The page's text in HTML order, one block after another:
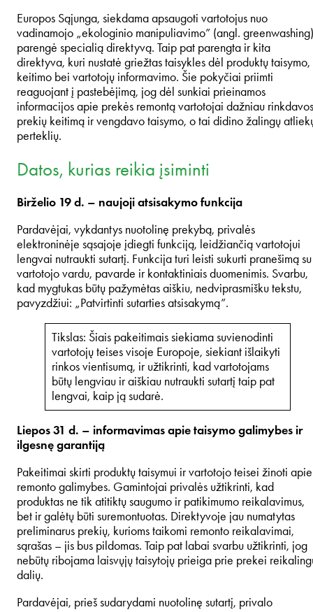
Europos Sąjunga, siekdama apsaugoti vartotojus nuo
vadinamojo „ekologinio manipuliavimo” (angl.
parengė specialią direktyvą. Taip pat parengta ir kita
direktyva, kuri nustatė griežtas taisykles dėl produktų taisymo,
keitimo bei vartotojų informavimo. Šie pokyčiai priimti
reaguojant į pastebėjimą, jog dėl sunkiai prieinamos
informacijos apie prekės remontą vartotojai dažniau
prekių keitimą ir vengdavo taisymo, o tai didino žalingų
perteklių.
Datos, kurias reikia įsiminti
Birželio 19 d. – naujoji atsisakymo funkcija
Pardavėjai, vykdantys nuotolinę prekybą, privalės
elektroninėje sąsajoje įdiegti funkciją, leidžiančią vartotojui
lengvai nutraukti sutartį. Funkcija turi leisti sukurti pranešimą su
vartotojo vardu, pavarde ir kontaktiniais duomenimis. Svarbu,
kad mygtukas būtų pažymėtas aiškiu, nedviprasmišku tekstu,
pavyzdžiui: „Patvirtinti sutarties atsisakymą”.
Tikslas: Šiais pakeitimais siekiama suvienodinti
vartotojų teises visoje Europoje, siekiant išlaikyti
rinkos vientisumą, ir užtikrinti, kad vartotojams
būtų lengviau ir aiškiau nutraukti sutartį taip pat
lengvai, kaip ją sudarė.
Liepos 31 d. – informavimas apie taisymo galimybes ir
ilgesnę garantiją
Pakeitimai skirti produktų taisymui ir vartotojo teisei žinoti apie
remonto galimybes. Gamintojai privalės užtikrinti, kad
produktas ne tik atitiktų saugumo ir patikimumo reikalavimus,
bet ir galėtų būti suremontuotas. Direktyvoje jau numatytas
preliminarus prekių, kurioms taikomi remonto reikalavimai,
sąrašas – jis bus pildomas. Taip pat labai svarbu užtikrinti, jog
nebūtų ribojama laisvųjų taisytojų prieiga prie prekei
dalių.
Pardavėjai, prieš sudarydami nuotolinę sutartį, privalo